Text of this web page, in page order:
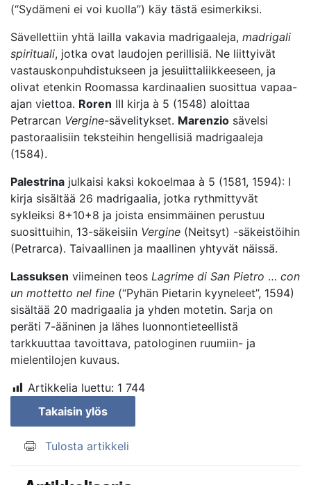
(“Sydämeni ei voi kuolla”) käy tästä esimerkiksi.
Sävellettiin yhtä lailla vakavia madrigaaleja, madrigali
spirituali, jotka ovat laudojen perillisiä. Ne liittyivät
vastauskonpuhdistukseen ja jesuiittaliikkeeseen, ja
olivat etenkin Roomassa kardinaalien suosittua vapaa-
ajan viettoa. Roren III kirja à 5 (1548) aloittaa
Petrarcan Vergine-sävelitykset. Marenzio sävelsi
pastoraalisiin teksteihin hengellisiä madrigaaleja
(1584).
Palestrina julkaisi kaksi kokoelmaa à 5 (1581, 1594): I
kirja sisältää 26 madrigaalia, jotka rythmittyvät
sykleiksi 8+10+8 ja joista ensimmäinen perustuu
suosittuihin, 13-säkeisiin Vergine (Neitsyt) -säkeistöihin
(Petrarca). Taivaallinen ja maallinen yhtyvät näissä.
Lassuksen viimeinen teos Lagrime di San Pietro … con
un mottetto nel fine (“Pyhän Pietarin kyyneleet”, 1594)
sisältää 20 madrigaalia ja yhden motetin. Sarja on
peräti 7-ääninen ja lähes luonnontieteellistä
tarkkuuttaa tavoittava, patologinen ruumiin- ja
mielentilojen kuvaus.
Artikkelia luettu: 1 744
Takaisin ylös
Tulosta artikkeli